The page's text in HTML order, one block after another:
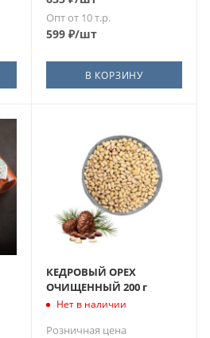
Опт от 10 т.р.
599 ₽/шт
В КОРЗИНУ
КЕДРОВЫЙ ОРЕХ
ОЧИЩЕННЫЙ 200 г
Нет в наличии
Розничная цена